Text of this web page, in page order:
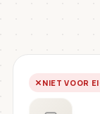
NIET VOOR